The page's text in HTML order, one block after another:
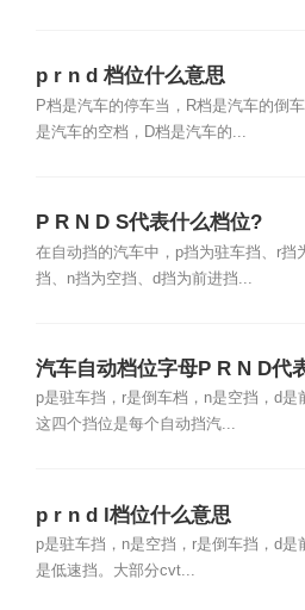
p r n d 档位什么意思
P档是汽车的停车当，R档是汽车的倒
是汽车的空档，D档是汽车的...
P R N D S代表什么档位?
在自动挡的汽车中，p挡为驻车挡、r挡
挡、n挡为空挡、d挡为前进挡...
汽车自动档位字母P R N D代
p是驻车挡，r是倒车档，n是空挡，d是
这四个挡位是每个自动挡汽...
p r n d l档位什么意思
p是驻车挡，n是空挡，r是倒车挡，d是
是低速挡。大部分cvt...